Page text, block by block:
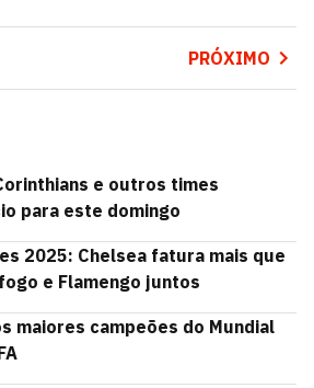
PRÓXIMO
e outros times
para este domingo
2025: Chelsea fatura mais que
e Flamengo juntos
maiores campeões do Mundial